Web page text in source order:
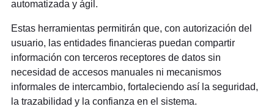
automatizada y ágil.
Estas herramientas permitirán que, con autorización del
usuario, las entidades financieras puedan compartir
información con terceros receptores de datos sin
necesidad de accesos manuales ni mecanismos
informales de intercambio, fortaleciendo así la seguridad,
la trazabilidad y la confianza en el sistema.